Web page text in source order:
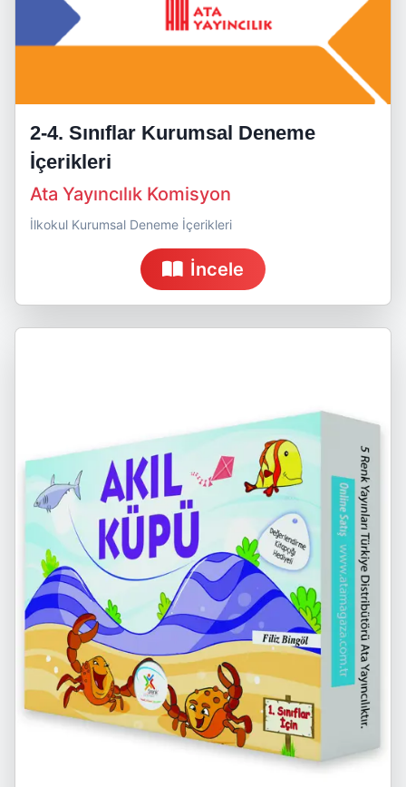
2-4. Sınıflar Kurumsal Deneme
İçerikleri
Ata Yayıncılık Komisyon
İlkokul Kurumsal Deneme İçerikleri
İncele